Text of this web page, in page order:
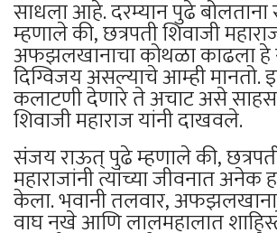
साधला आहे. दरम्यान पुढे
म्हणाले की, छत्रपती शिवाजी
अफझलखानाचा कोथळा काढला हे
दिग्विजय असल्याचे आम्ही मानतो.
कलाटणी देणारे ते अचाट असे साहस
शिवाजी महाराज यांनी दाखवले.
संजय राऊत् पुढे म्हणाले की,
महाराजांनी त्यांच्या जीवनात अनेक
केला. भवानी तलवार,
वाघ नखे आणि लालमहालात